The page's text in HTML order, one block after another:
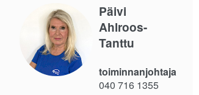
Päivi
Ahlroos-
Tanttu
toiminnanjohtaja
040 716 1355